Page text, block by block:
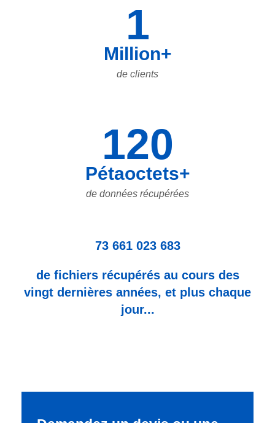
1
Million+
de clients
120
Pétaoctets+
de données récupérées
73 661 023 683
de fichiers récupérés au cours des
vingt dernières années, et plus chaque
jour...